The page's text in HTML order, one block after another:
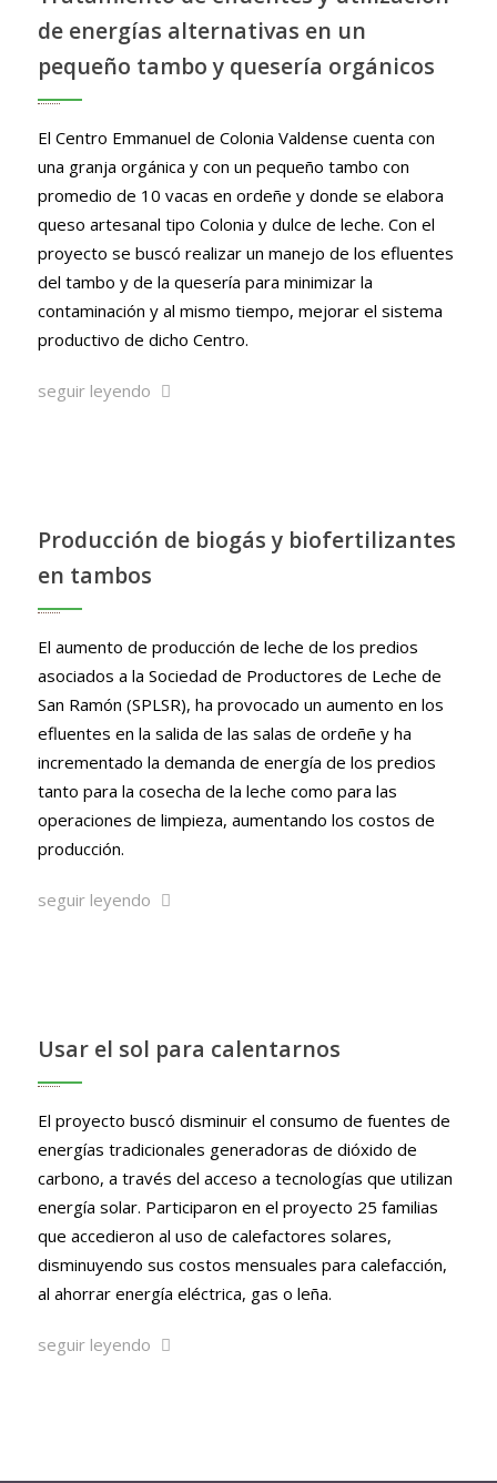
de energías alternativas en un
pequeño tambo y quesería orgánicos
El Centro Emmanuel de Colonia Valdense cuenta con
una granja orgánica y con un pequeño tambo con
promedio de 10 vacas en ordeñe y donde se elabora
queso artesanal tipo Colonia y dulce de leche. Con el
proyecto se buscó realizar un manejo de los efluentes
del tambo y de la quesería para minimizar la
contaminación y al mismo tiempo, mejorar el sistema
productivo de dicho Centro.
seguir leyendo
Producción de biogás y biofertilizantes
en tambos
El aumento de producción de leche de los predios
asociados a la Sociedad de Productores de Leche de
San Ramón (SPLSR), ha provocado un aumento en los
efluentes en la salida de las salas de ordeñe y ha
incrementado la demanda de energía de los predios
tanto para la cosecha de la leche como para las
operaciones de limpieza, aumentando los costos de
producción.
seguir leyendo
Usar el sol para calentarnos
El proyecto buscó disminuir el consumo de fuentes de
energías tradicionales generadoras de dióxido de
carbono, a través del acceso a tecnologías que utilizan
energía solar. Participaron en el proyecto 25 familias
que accedieron al uso de calefactores solares,
disminuyendo sus costos mensuales para calefacción,
al ahorrar energía eléctrica, gas o leña.
seguir leyendo